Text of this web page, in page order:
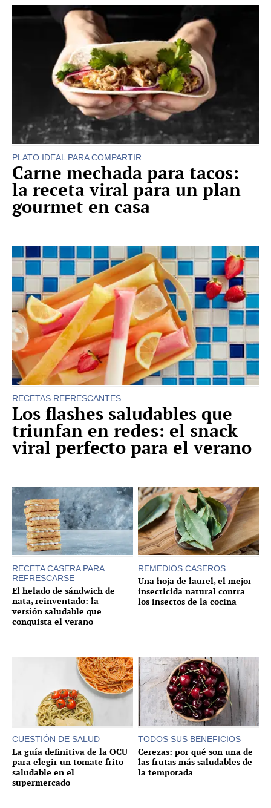
PLATO IDEAL PARA COMPARTIR
Carne mechada para tacos:
la receta viral para un plan
gourmet en casa
RECETAS REFRESCANTES
Los flashes saludables que
triunfan en redes: el snack
viral perfecto para el verano
RECETA CASERA PARA
REFRESCARSE
El helado de sándwich de
nata, reinventado: la
versión saludable que
conquista el verano
REMEDIOS CASEROS
Una hoja de laurel, el mejor
insecticida natural contra
los insectos de la cocina
CUESTIÓN DE SALUD
La guía definitiva de la OCU
para elegir un tomate frito
saludable en el
supermercado
TODOS SUS BENEFICIOS
Cerezas: por qué son una de
las frutas más saludables de
la temporada